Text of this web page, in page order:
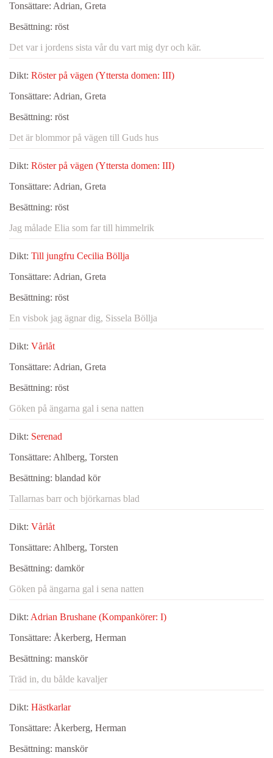
Tonsättare: Adrian, Greta
Besättning: röst
Det var i jordens sista vår du vart mig dyr och kär.
Dikt: Röster på vägen (Yttersta domen: III)
Tonsättare: Adrian, Greta
Besättning: röst
Det är blommor på vägen till Guds hus
Dikt: Röster på vägen (Yttersta domen: III)
Tonsättare: Adrian, Greta
Besättning: röst
Jag målade Elia som far till himmelrik
Dikt: Till jungfru Cecilia Böllja
Tonsättare: Adrian, Greta
Besättning: röst
En visbok jag ägnar dig, Sissela Böllja
Dikt: Vårlåt
Tonsättare: Adrian, Greta
Besättning: röst
Göken på ängarna gal i sena natten
Dikt: Serenad
Tonsättare: Ahlberg, Torsten
Besättning: blandad kör
Tallarnas barr och björkarnas blad
Dikt: Vårlåt
Tonsättare: Ahlberg, Torsten
Besättning: damkör
Göken på ängarna gal i sena natten
Dikt: Adrian Brushane (Kompankörer: I)
Tonsättare: Åkerberg, Herman
Besättning: manskör
Träd in, du bålde kavaljer
Dikt: Hästkarlar
Tonsättare: Åkerberg, Herman
Besättning: manskör